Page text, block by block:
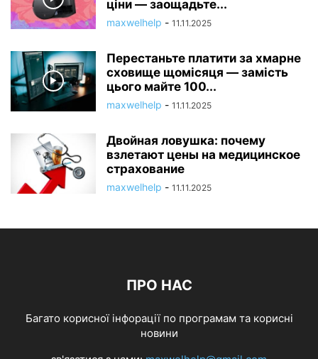
ціни — заощадьте...
maxwelhelp - 11.11.2025
Перестаньте платити за хмарне
сховище щомісяця — замість
цього майте 100...
maxwelhelp - 11.11.2025
Двойная ловушка: почему
взлетают цены на медицинское
страхование
maxwelhelp - 11.11.2025
ПРО НАС
Багато корисної інфорації по програмам та корисні
новини